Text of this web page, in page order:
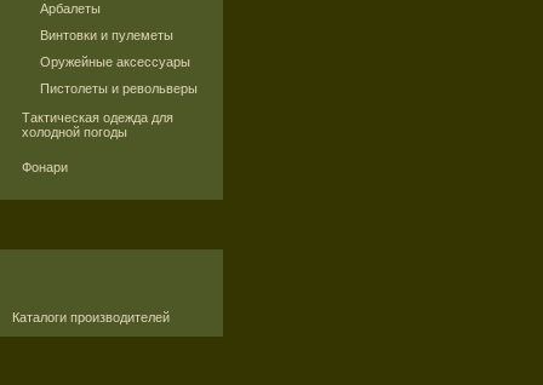
Арбалеты
Винтовки и пулеметы
Оружейные аксессуары
Пистолеты и револьверы
Тактическая одежда для
холодной погоды
Фонари
Каталоги производителей